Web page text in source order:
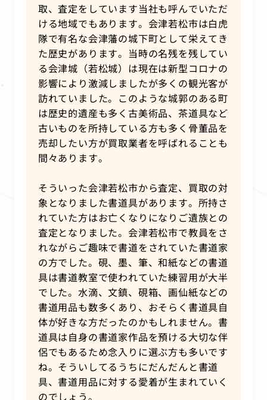
取、査定をしています当社も呼んでいただ
ける地域でもあります。会津若松市は白虎
隊で有名な会津藩の城下町として栄えてき
た歴史があります。当時の名残を残してい
る会津城（若松城）は現在は新型コロナの
影響により激減しましたが多くの観光客が
訪れていました。このような城郭のある町
は歴史的遺産も多く古美術品、茶道具など
古いものを所持している方も多く骨董品を
売却したい方が買取業者を呼ばれることも
間々あります。
そういった会津若松市から査定、買取の対
象となりました書道具があります。所持さ
れていた方はお亡くなりになりご遺族との
査定となりました。会津若松市で教員をさ
れながらご趣味で書道をされていた書道家
の方でした。硯、墨、筆、和紙などの書道
具は書道教室で使われていた練習用が大半
でした。水滴、文鎮、硯箱、画仙紙などの
書道用品も数多くあり、おそらく書道具自
体が好きな方だったのかもしれません。書
道具は自身の書道家作品を預ける大切な伴
侶でもあるため念入りに選ぶ方も多いです
ね。そういしてるうちにだんだんと書道
具、書道用品に対する愛着が生まれていく
のでしょう。